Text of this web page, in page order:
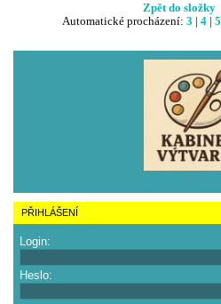
Zpět do složky
Automatické procházení: 3 4| 5
PŘIHLÁŠENÍ
Login:
Heslo: